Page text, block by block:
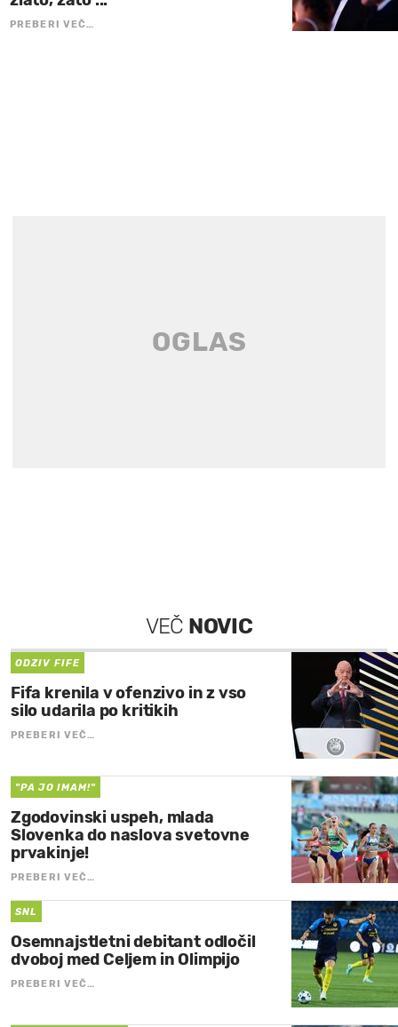
PREBERI VEČ…
VEČ NOVIC
ODZIV FIFE
Fifa krenila v ofenzivo in z vso
silo udarila po kritikih
PREBERI VEČ…
"PA JO IMAM!"
Zgodovinski uspeh, mlada
Slovenka do naslova svetovne
prvakinje!
PREBERI VEČ…
SNL
Osemnajstletni debitant odločil
dvoboj med Celjem in Olimpijo
PREBERI VEČ…